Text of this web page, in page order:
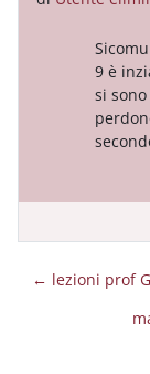
9 è
si
← lezioni prof